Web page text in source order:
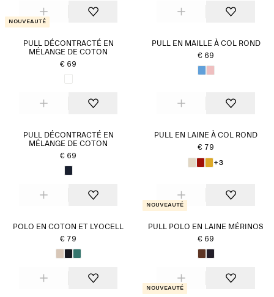
Nouveauté
PULL DÉCONTRACTÉ EN
MÉLANGE DE COTON
€ 69
PULL EN MAILLE À COL ROND
€ 69
PULL DÉCONTRACTÉ EN
MÉLANGE DE COTON
€ 69
PULL EN LAINE À COL ROND
€ 79
+3
POLO EN COTON ET LYOCELL
€ 79
Nouveauté
PULL POLO EN LAINE MÉRINOS
€ 69
Nouveauté